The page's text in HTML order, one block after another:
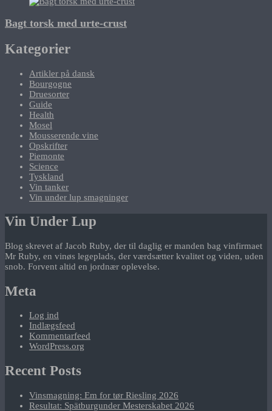
Bagt torsk med urte-crust
Kategorier
Artikler på dansk
Bourgogne
Druesorter
Guide
Health
Mosel
Mousserende vine
Opskrifter
Piemonte
Science
Tyskland
Vin tanker
Vin under lup smagninger
Vin Under Lup
Blog skrevet af Jacob Ruby, der til daglig er manden bag vinfirmaet
Mr Ruby, en vinøs legeplads, der værdsætter kvalitet og viden, uden
snob. Forvent altid en jordnær oplevelse.
Meta
Log ind
Indlægsfeed
Kommentarfeed
WordPress.org
Recent Posts
Vinsmagning: Em for tør Riesling 2026
Resultat: Spätburgunder Mesterskabet 2026